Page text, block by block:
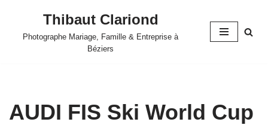
Aller
Thibaut Clariond
Photographe Mariage, Famille & Entreprise à
Béziers
AUDI FIS Ski World Cup